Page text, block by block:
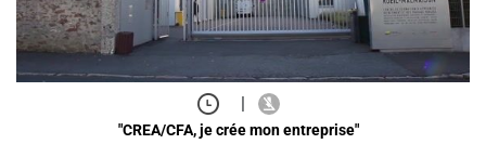
|
"CREA/CFA, je crée mon entreprise"